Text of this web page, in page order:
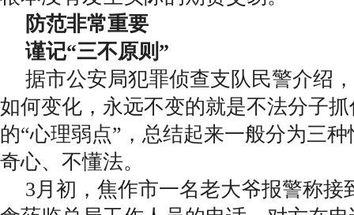
防范非常重要
谨记“三不原则”
据市公安局犯罪侦查支队民警介绍
如何变化，永远不变的就是不法分子
的“心理弱点”，总结起来一般分为三
奇心、不懂法。
3月初，焦作市一名老大爷报警称接